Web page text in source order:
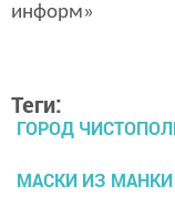
информ»
Теги:
ГОРОД
МАСКИ ИЗ МАНКИ